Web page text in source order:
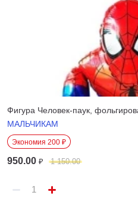
Фигура Человек-паук,
МАЛЬЧИКАМ
Экономия 200 ₽
950.00 ₽ 1 150.00